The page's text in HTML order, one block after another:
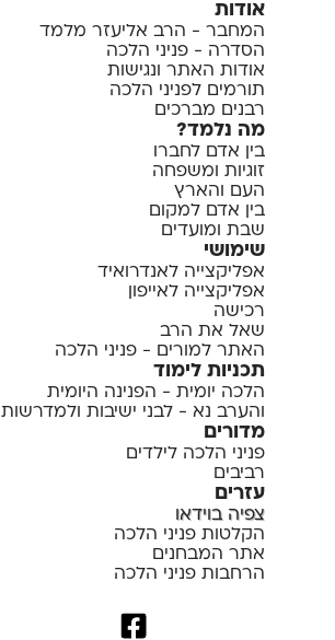
אודות
המחבר - הרב אליעזר מלמד
הסדרה - פניני הלכה
אודות האתר ונגישות
תורמים לפניני הלכה
רבנים מברכים
מה נלמד?
בין אדם לחברו
זוגיות ומשפחה
העם והארץ
בין אדם למקום
שבת ומועדים
שימושי
אפליקצייה לאנדרואיד
אפליקצייה לאייפון
רכישה
שאל את הרב
האתר למורים - פניני הלכה
תכניות לימוד
הלכה יומית - הפנינה היומית
והערב נא - לבני ישיבות ולמדרשות
מדורים
פניני הלכה לילדים
רביבים
עזרים
צפיה בוידאו
הקלטות פניני הלכה
אתר המבחנים
הרחבות פניני הלכה